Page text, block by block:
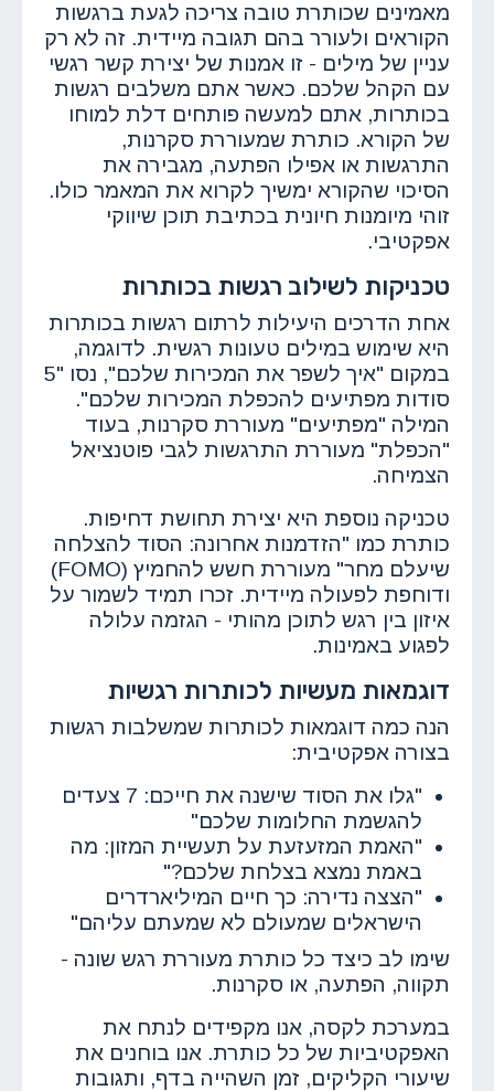
מאמינים שכותרת טובה צריכה לגעת ברגשות
הקוראים ולעורר בהם תגובה מיידית. זה לא רק
עניין של מילים - זו אמנות של יצירת קשר רגשי
עם הקהל שלכם. כאשר אתם משלבים רגשות
בכותרות, אתם למעשה פותחים דלת למוחו
של הקורא. כותרת שמעוררת סקרנות,
התרגשות או אפילו הפתעה, מגבירה את
הסיכוי שהקורא ימשיך לקרוא את המאמר כולו.
זוהי מיומנות חיונית בכתיבת תוכן שיווקי
אפקטיבי.
טכניקות לשילוב רגשות בכותרות
אחת הדרכים היעילות לרתום רגשות בכותרות
היא שימוש במילים טעונות רגשית. לדוגמה,
במקום "איך לשפר את המכירות שלכם", נסו "5
סודות מפתיעים להכפלת המכירות שלכם".
המילה "מפתיעים" מעוררת סקרנות, בעוד
"הכפלת" מעוררת התרגשות לגבי פוטנציאל
הצמיחה.
טכניקה נוספת היא יצירת תחושת דחיפות.
כותרת כמו "הזדמנות אחרונה: הסוד להצלחה
שיעלם מחר" מעוררת חשש להחמיץ (FOMO)
ודוחפת לפעולה מיידית. זכרו תמיד לשמור על
איזון בין רגש לתוכן מהותי - הגזמה עלולה
לפגוע באמינות.
דוגמאות מעשיות לכותרות רגשיות
הנה כמה דוגמאות לכותרות שמשלבות רגשות
בצורה אפקטיבית:
"גלו את הסוד שישנה את חייכם: 7 צעדים
להגשמת החלומות שלכם"
"האמת המזעזעת על תעשיית המזון: מה
באמת נמצא בצלחת שלכם?"
"הצצה נדירה: כך חיים המיליארדרים
הישראלים שמעולם לא שמעתם עליהם"
שימו לב כיצד כל כותרת מעוררת רגש שונה -
תקווה, הפתעה, או סקרנות.
במערכת לקסה, אנו מקפידים לנתח את
האפקטיביות של כל כותרת. אנו בוחנים את
שיעורי הקליקים, זמן השהייה בדף, ותגובות